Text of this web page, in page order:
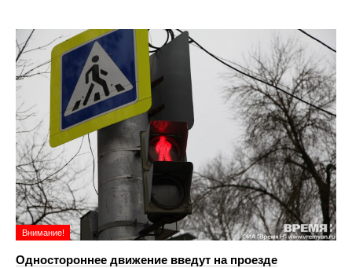
Внимание!
Одностороннее движение введут на проезде